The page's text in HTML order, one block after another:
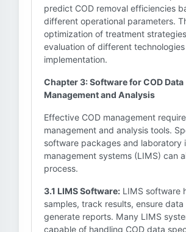
predict COD removal efficiencies
different operational parameters.
optimization of treatment
evaluation of different
implementation.
Chapter 3: Software for COD Data
Management and Analysis
Effective COD management
management and analysis tools.
software packages and laboratory
management systems (LIMS) can
process.
3.1 LIMS Software: LIMS software
samples, track results, ensure
generate reports. Many LIMS
capable of handling COD data